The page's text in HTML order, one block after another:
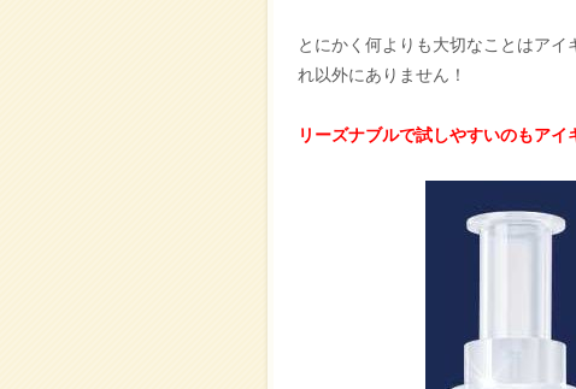
とにかく何よりも大切なことはア
れ以外にありません！
リーズナブルで試しやすいのもアイ